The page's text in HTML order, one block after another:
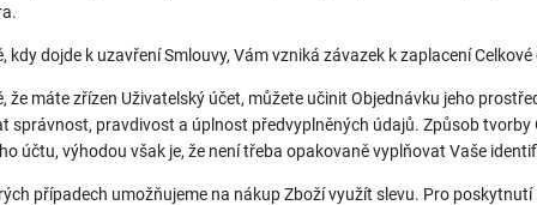
kdy dojde k uzavření Smlouvy, Vám vzniká závazek k zaplacení Celkové
že máte zřízen Uživatelský účet, můžete učinit Objednávku jeho
správnost, pravdivost a úplnost předvyplněných údajů. Způsob tvorby
účtu, výhodou však je, že není třeba opakovaně vyplňovat Vaše
případech umožňujeme na nákup Zboží využít slevu. Pro